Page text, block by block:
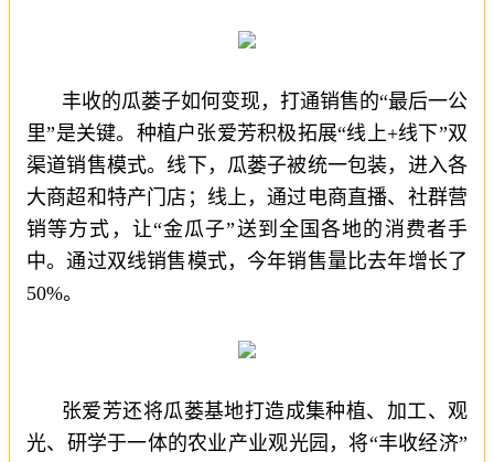
丰收的瓜蒌子如何变现，打通销售的“最后一公
里”是关键。种植户张爱芳积极拓展“线上+线下”双
渠道销售模式。线下，瓜蒌子被统一包装，进入各
大商超和特产门店；线上，通过电商直播、社群营
销等方式，让“金瓜子”送到全国各地的消费者手
中。通过双线销售模式，今年销售量比去年增长了
50%。
张爱芳还将瓜蒌基地打造成集种植、加工、观
光、研学于一体的农业产业观光园，将“丰收经济”